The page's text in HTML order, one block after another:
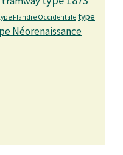
Flandre Occidentale type
Néorenaissance